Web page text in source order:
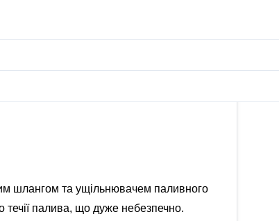
шлангом та ущільнювачем паливного
течії палива, що дуже небезпечно.